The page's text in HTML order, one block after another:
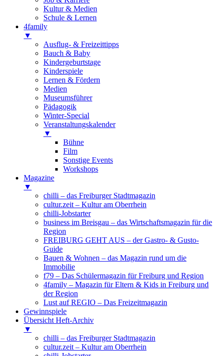
Kultur & Medien
Schule & Lernen
4family
▼
Ausflug- & Freizeittipps
Bauch & Baby
Kindergeburtstage
Kinderspiele
Lernen & Fördern
Medien
Museumsführer
Pädagogik
Winter-Special
Veranstaltungskalender
▼
Bühne
Film
Sonstige Events
Workshops
Magazine
▼
chilli – das Freiburger Stadtmagazin
cultur.zeit – Kultur am Oberrhein
chilli-Jobstarter
business im Breisgau – das Wirtschaftsmagazin für die
Region
FREIBURG GEHT AUS – der Gastro- & Gusto-
Guide
Bauen & Wohnen – das Magazin rund um die
Immobilie
f79 – Das Schülermagazin für Freiburg und Region
4family – Magazin für Eltern & Kids in Freiburg und
der Region
Lust auf REGIO – Das Freizeitmagazin
Gewinnspiele
Übersicht Heft-Archiv
▼
chilli – das Freiburger Stadtmagazin
cultur.zeit – Kultur am Oberrhein